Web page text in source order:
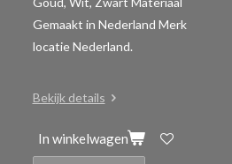
Gemaakt in Nederland Merk
locatie Nederland.
Bekijk details
In winkelwagen